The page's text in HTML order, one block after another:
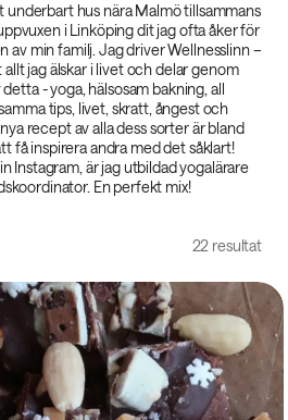
hus nära Malmö tillsammans
i Linköping dit jag ofta åker för
av min familj. Jag driver Wellnesslinn –
jag älskar i livet och delar genom
- yoga, hälsosam bakning, all
tips, livet, skratt, ångest och
recept av alla dess sorter är bland
få inspirera andra med det såklart!
Instagram, är jag utbildad yogalärare
En perfekt mix!
22 resultat